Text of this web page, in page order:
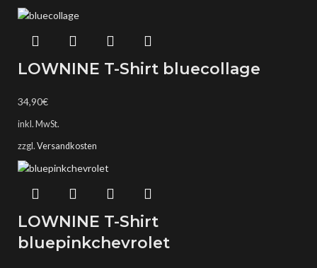
LOWNINE T-Shirt bluecollage
34,90€
inkl. MwSt.
zzgl. Versandkosten
LOWNINE T-Shirt
bluepinkchevrolet